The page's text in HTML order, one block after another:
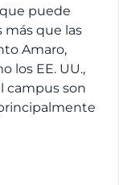
puede
que las
Amaro,
los EE. UU.,
campus son